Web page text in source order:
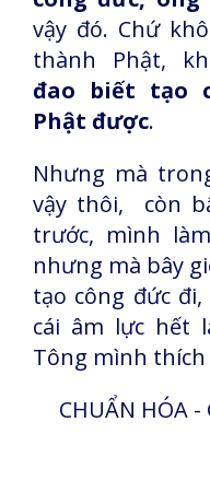
vậy đó. Chứ
thành Phật,
đao biết tạo
Phật được.
Nhưng mà
vậy thôi, còn
trước, mình
nhưng mà bây
tạo công đức
cái âm lực hết
Tông mình thích
CHUẨN HÓA